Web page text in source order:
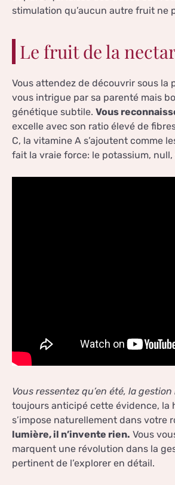
stimulation qu’aucun autre fruit ne
Le fruit de la
Vous attendez de découvrir sous la
vous intrigue par sa parenté mais
génétique subtile. Vous
excelle avec son ratio élevé de
C, la vitamine A s’ajoutent comme
fait la vraie force: le potassium,
Vous ressentez qu’en été, la
toujours anticipé cette évidence, la
s’impose naturellement dans votre
lumière, il n’invente rien. Vous
marquent une révolution dans la
pertinent de l’explorer en détail.